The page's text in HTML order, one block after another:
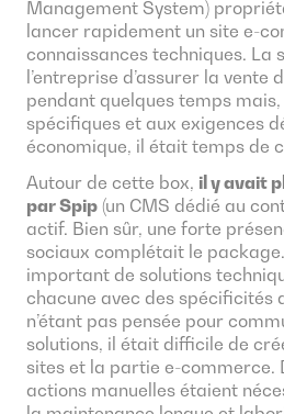
Management System)
lancer rapidement un site e-
connaissances techniques. La
l’entreprise d’assurer la vente
pendant quelques temps
spécifiques et aux exigences
économique, il était temps de
Autour de cette box, il y avait
par Spip (un CMS dédié au
actif. Bien sûr, une forte
sociaux complétait le
important de solutions
chacune avec des spécificités
n’étant pas pensée pour
solutions, il était difficile de
sites et la partie e-commerce.
actions manuelles étaient